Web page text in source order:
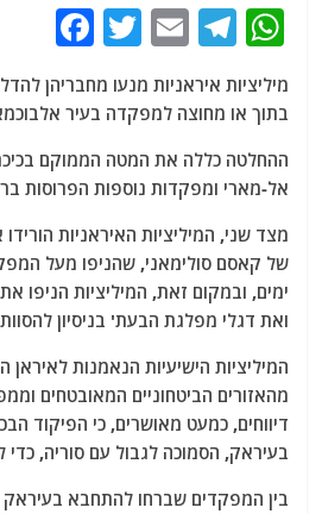
W
at
s
A
p
p
T
e
g
ra
m
E
ai
l
T
itt
er
a
c
e
b
o
o
k
מיליציות איראניות מנעו מחבריהן
בתוך או מחוצה למפקדה בעיר
ההחלטה כללה את המטה הממוקם
אל-מארי ומפקדות נוספות הפרוסות
מצד שני, המיליציות האיראניות
של קאסם סולימאני, שהניפו מעל
ימים, ובמקום זאת, המיליציות הניפו
ואת דגלי מפלגת הבעת' בניסיון
המיליציות הישיעיות הנאמנות
מהאזורים הביטחוניים המאובטחים
דיווחים, כמעט מאושרים, כי הפיקוד
בעיראק, הסמוכה לגבול עם סוריה,
בין המפקדים שברחו להתחבא בעיראק